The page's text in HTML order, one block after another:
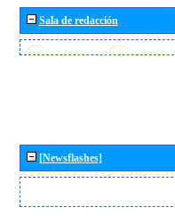
Sala de redacción
[Newsflashes]